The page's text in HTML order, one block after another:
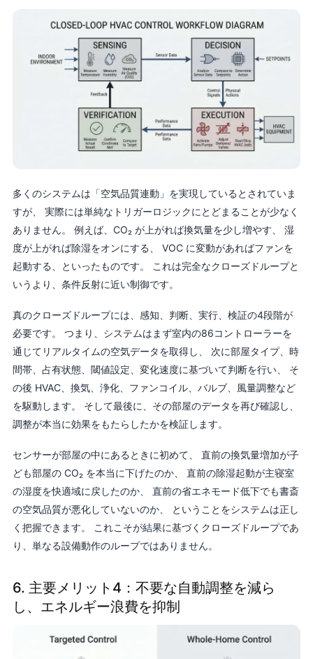
多くのシステムは「空気品質連動」を実現しているとされていま
すが、 実際には単純なトリガーロジックにとどまることが少なく
ありません。 例えば、CO₂ が上がれば換気量を少し増やす、 湿
度が上がれば除湿をオンにする、 VOC に変動があればファンを
起動する、といったものです。 これは完全なクローズドループと
いうより、条件反射に近い制御です。
真のクローズドループには、感知、判断、実行、検証の4段階が
必要です。 つまり、システムはまず室内の86コントローラーを
通じてリアルタイムの空気データを取得し、 次に部屋タイプ、時
間帯、占有状態、閾値設定、変化速度に基づいて判断を行い、 そ
の後 HVAC、換気、浄化、ファンコイル、バルブ、風量調整など
を駆動します。 そして最後に、その部屋のデータを再び確認し、
調整が本当に効果をもたらしたかを検証します。
センサーが部屋の中にあるときに初めて、 直前の換気量増加が子
ども部屋の CO₂ を本当に下げたのか、 直前の除湿起動が主寝室
の湿度を快適域に戻したのか、 直前の省エネモード低下でも書斎
の空気品質が悪化していないのか、 ということをシステムは正し
く把握できます。 これこそが結果に基づくクローズドループであ
り、単なる設備動作のループではありません。
6. 主要メリット4：不要な自動調整を減ら
し、エネルギー浪費を抑制